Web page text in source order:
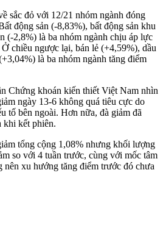
sắc đỏ với 12/21 nhóm ngành đóng
động sản (-8,83%), bất động sản khu
(-2,8%) là ba nhóm ngành chịu áp lực
chiều ngược lại, bán lẻ (+4,59%), dầu
là ba nhóm ngành tăng điểm
Chứng khoán kiến thiết Việt Nam nhìn
ngày 13-6 không quá tiêu cực do
tố bên ngoài. Hơn nữa, đà giảm đã
khi kết phiên.
tổng cộng 1,08% nhưng khối lượng
so với 4 tuần trước, cùng với mốc tâm
xu hướng tăng điểm trước đó chưa